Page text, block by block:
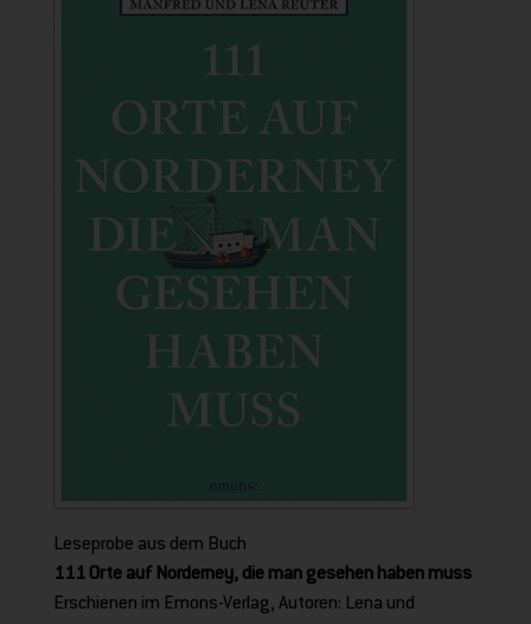
Leseprobe aus dem Buch
111 Orte auf Norderney, die man gesehen haben muss
Erschienen im Emons-Verlag, Autoren: Lena und